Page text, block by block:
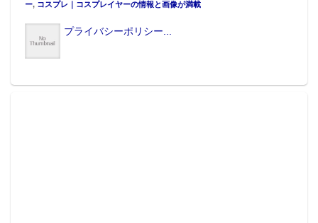
ー, コスプレ｜コスプレイヤーの情報と画像が満載
プライバシーポリシー...